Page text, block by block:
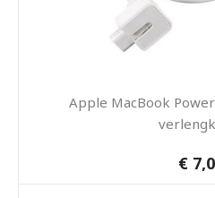
Apple MacBook
€